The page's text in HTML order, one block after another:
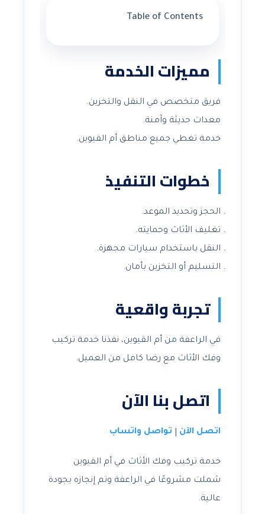
Table of Contents
مميزات الخدمة
فريق متخصص في النقل والتخزين.
معدات حديثة وآمنة.
خدمة تغطي جميع مناطق أم القيوين.
خطوات التنفيذ
الحجز وتحديد الموعد.
تغليف الأثاث وحمايته.
النقل باستخدام سيارات مجهزة.
التسليم أو التخزين بأمان.
تجربة واقعية
في الراعفة من أم القيوين، نفذنا خدمة تركيب
وفك الأثاث مع رضا كامل من العميل.
اتصل بنا الآن
اتصل الآن تواصل واتساب
خدمة تركيب وفك الأثاث في أم القيوين
شملت مشروعًا في الراعفة وتم إنجازه بجودة
عالية.